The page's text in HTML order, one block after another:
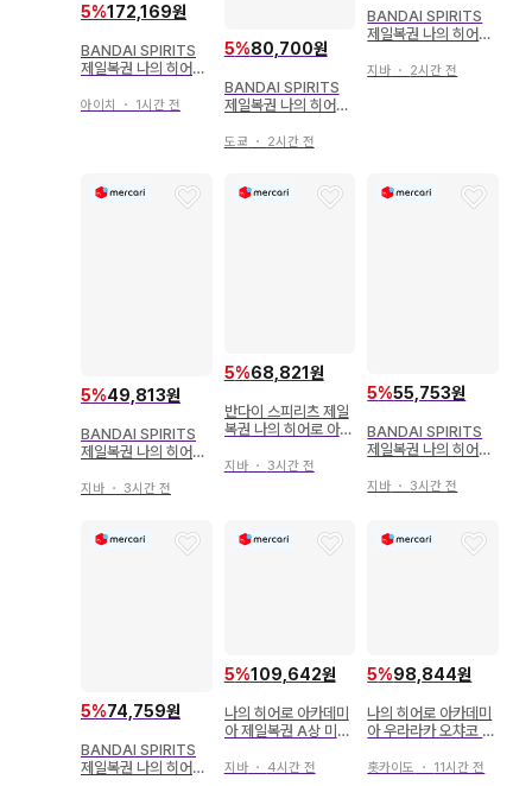
5%172,169원
BANDAI SPIRITS
제일복권 나의 히어로
세월 D상 이즈쿠 카츠
아이치 ・ 1시간 전
5%80,700원
BANDAI SPIRITS
제일복권 나의 히어로
트 원상 IZUKU MID
도쿄 ・ 2시간 전
BANDAI SPIRITS
제일복권 나의 히어로
태 D상 토르토데일 포
지바 ・ 2시간 전
5%49,813원
BANDAI SPIRITS
제일복권 나의 히어로
ENERATIONS!! A상
지바 ・ 3시간 전
5%68,821원
반다이 스피리츠 제일
복권 나의 히어로 아카
상 레이디 나간 MAS
지바・ 3시간 전
5%55,753원
BANDAI SPIRITS
제일복권 나의 히어로
ENERATIONS!! A상
지바 ・ 3시간 전
5%74,759원
BANDAI SPIRITS
제일복권 나의 히어로
5%109,642원
나의 히어로 아카데미
아 제일복권 A상 미도
료
지바・ 4시간 전
5%98,844원
나의 히어로 아카데미
아 우라라카 오챠코 피
홋카이도 ・ 11시간 전